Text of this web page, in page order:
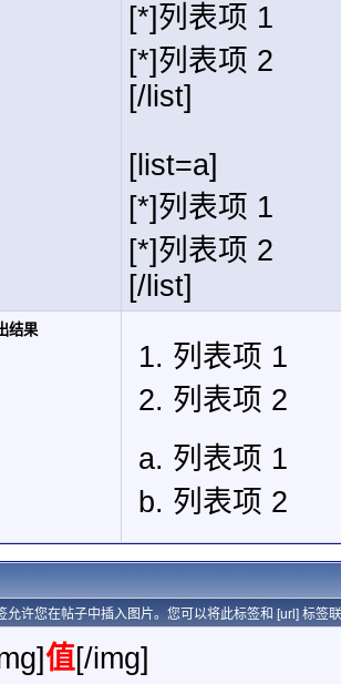
[*]列表项 1
[*]列表项 2
[/list]
[list=a]
[*]列表项 1
[*]列表项 2
[/list]
结果
列表项 1
列表项 2
列表项 1
列表项 2
允许您在帖子中插入图片。您可以将此标签和 [url] 标签
值[/img]